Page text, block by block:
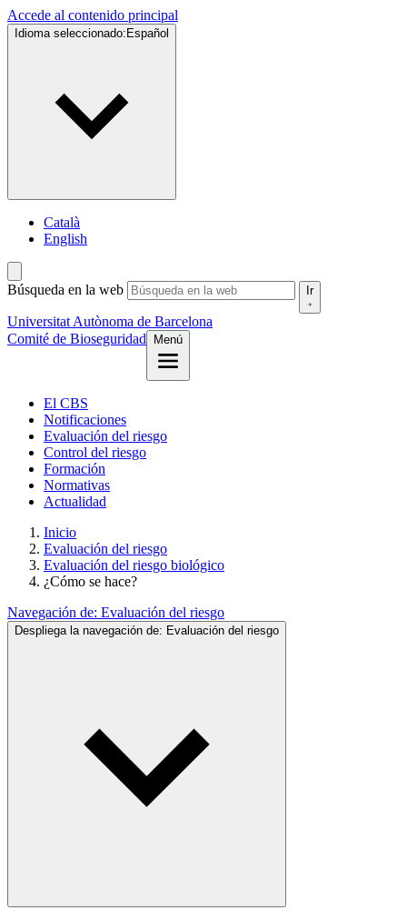
Accede al contenido principal
Idioma seleccionado: Español
Català
English
Búsqueda en la web Ir
Universitat Autònoma de Barcelona
Comité de Bioseguridad
Menú
El CBS
Notificaciones
Evaluación del riesgo
Control del riesgo
Formación
Normativas
Actualidad
Inicio
Evaluación del riesgo
Evaluación del riesgo biológico
¿Cómo se hace?
Navegación de: Evaluación del riesgo
Despliega la navegación de: Evaluación del riesgo